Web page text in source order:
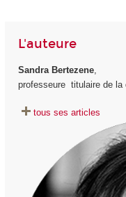
L'auteure
Sandra Bertezene,
professeure titulaire de la
tous ses articles